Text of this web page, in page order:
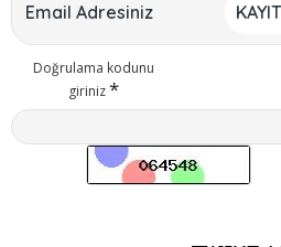
Doğrulama kodunu
giriniz